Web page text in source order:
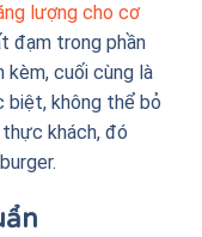
lượng cho cơ
đạm trong phần
kèm, cuối cùng là
biệt, không thể bỏ
khách, đó